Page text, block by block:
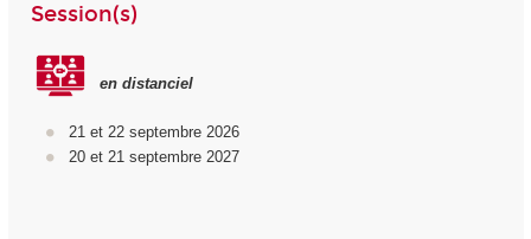
Session(s)
en distanciel
21 et 22 septembre 2026
20 et 21 septembre 2027